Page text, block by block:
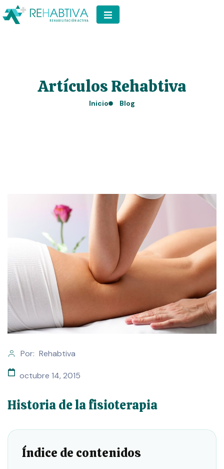
Artículos Rehabtiva
Inicio Blog
Por: Rehabtiva
octubre 14, 2015
Historia de la fisioterapia
Índice de contenidos